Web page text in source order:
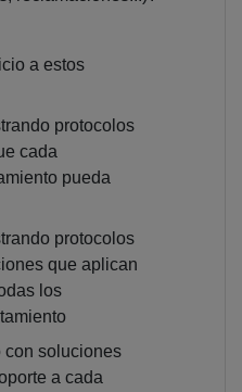
a estos
protocolos
cada
pueda
protocolos
que aplican
los
con soluciones
a cada